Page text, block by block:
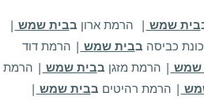
בית שמש | הרמת ארון בבית שמש |
כביסה בבית שמש | הרמת דוד
שמש | הרמת מזגן בבית שמש | הרמת
| הרמת רהיטים בבית שמש |